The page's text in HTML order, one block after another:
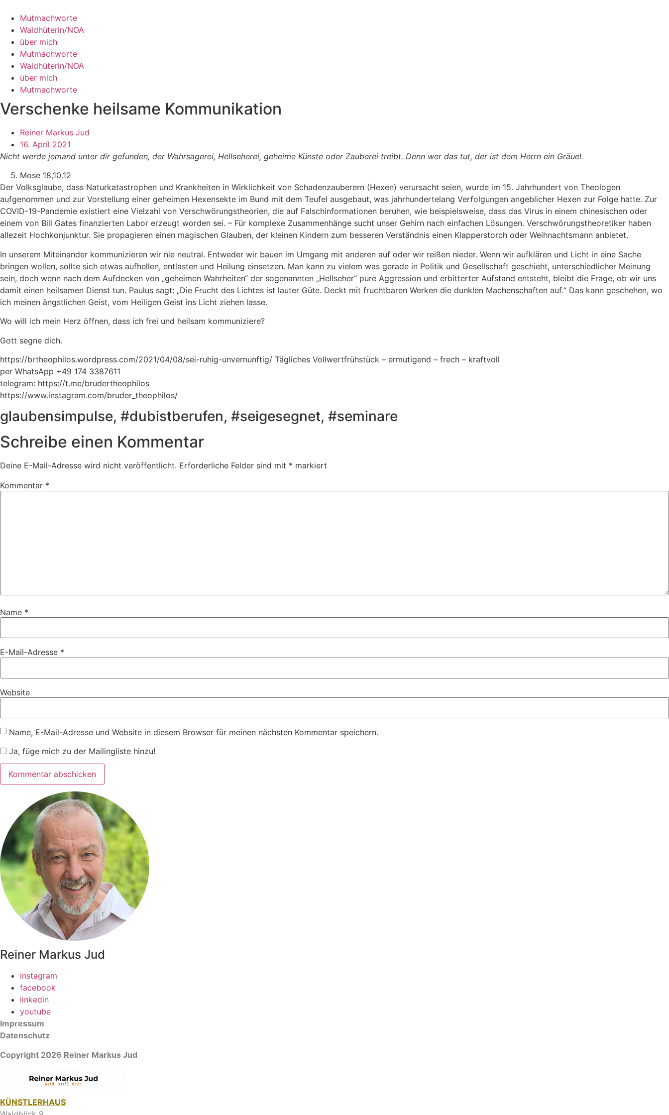
Inhalt
springen
Mutmachworte
Waldhüterin/NOA
über mich
Mutmachworte
Waldhüterin/NOA
über mich
Mutmachworte
Verschenke heilsame Kommunikation
Reiner Markus Jud
16. April 2021
Nicht werde jemand unter dir gefunden, der Wahrsagerei, Hellseherei, geheime Künste oder Zauberei treibt. Denn wer das tut, der ist dem Herrn ein Gräuel.
Mose 18,10.12
Der Volksglaube, dass Naturkatastrophen und Krankheiten in Wirklichkeit von Schadenzauberern (Hexen) verursacht seien, wurde im 15. Jahrhundert von Theologen
aufgenommen und zur Vorstellung einer geheimen Hexensekte im Bund mit dem Teufel ausgebaut, was jahrhundertelang Verfolgungen angeblicher Hexen zur Folge hatte. Zur
COVID-19-Pandemie existiert eine Vielzahl von Verschwörungstheorien, die auf Falschinformationen beruhen, wie beispielsweise, dass das Virus in einem chinesischen oder
einem von Bill Gates finanzierten Labor erzeugt worden sei. – Für komplexe Zusammenhänge sucht unser Gehirn nach einfachen Lösungen. Verschwörungstheoretiker haben
allezeit Hochkonjunktur. Sie propagieren einen magischen Glauben, der kleinen Kindern zum besseren Verständnis einen Klapperstorch oder Weihnachtsmann anbietet.
In unserem Miteinander kommunizieren wir nie neutral. Entweder wir bauen im Umgang mit anderen auf oder wir reißen nieder. Wenn wir aufklären und Licht in eine Sache
bringen wollen, sollte sich etwas aufhellen, entlasten und Heilung einsetzen. Man kann zu vielem was gerade in Politik und Gesellschaft geschieht, unterschiedlicher Meinung
sein, doch wenn nach dem Aufdecken von „geheimen Wahrheiten“ der sogenannten „Hellseher“ pure Aggression und erbitterter Aufstand entsteht, bleibt die Frage, ob wir uns
damit einen heilsamen Dienst tun. Paulus sagt: „Die Frucht des Lichtes ist lauter Güte. Deckt mit fruchtbaren Werken die dunklen Machenschaften auf.“ Das kann geschehen, wo
ich meinen ängstlichen Geist, vom Heiligen Geist ins Licht ziehen lasse.
Wo will ich mein Herz öffnen, dass ich frei und heilsam kommuniziere?
Gott segne dich.
https://brtheophilos.wordpress.com/2021/04/08/sei-ruhig-unvernunftig/ Tägliches Vollwertfrühstück – ermutigend – frech – kraftvoll
per WhatsApp +49 174 3387611
telegram: https://t.me/brudertheophilos
https://www.instagram.com/bruder_theophilos/
glaubensimpulse, #dubistberufen, #seigesegnet, #seminare
Schreibe einen Kommentar
Deine E-Mail-Adresse wird nicht veröffentlicht. Erforderliche Felder sind mit * markiert
Kommentar *
Name *
E-Mail-Adresse *
Website
Name, E-Mail-Adresse und Website in diesem Browser für meinen nächsten Kommentar speichern.
Ja, füge mich zu der Mailingliste hinzu!
Reiner Markus Jud
instagram
facebook
linkedin
youtube
Impressum
Datenschutz
Copyright 2026 Reiner Markus Jud
KÜNSTLERHAUS